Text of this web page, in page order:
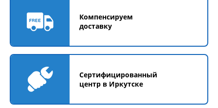
Компенсируем
доставку
Сертифицированный
центр в Иркутске